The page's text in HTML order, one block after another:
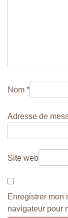
T
I
L
E
Nom *
Adresse de
Site web
Enregistrer mon
navigateur pour